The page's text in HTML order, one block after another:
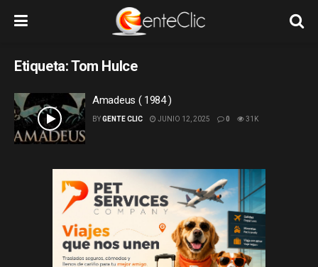
Etiqueta:Tom Hulce
Amadeus ( 1984 )
BYGENTE CLIC JUNIO 12, 2025 0 31K